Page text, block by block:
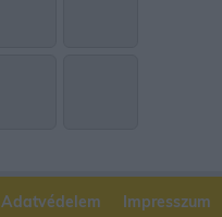
Adatvédelem Impresszum